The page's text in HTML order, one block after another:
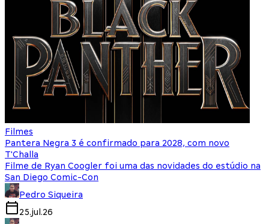
Filmes
Pantera Negra 3 é confirmado para 2028, com novo
T'Challa
Filme de Ryan Coogler foi uma das novidades do estúdio na
San Diego Comic-Con
Pedro Siqueira
25.jul.26